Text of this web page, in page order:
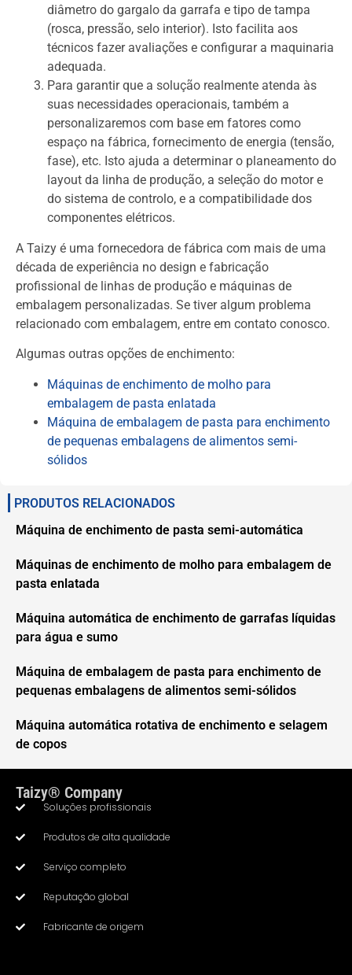
diâmetro do gargalo da garrafa e tipo de tampa
(rosca, pressão, selo interior). Isto facilita aos
técnicos fazer avaliações e configurar a maquinaria
adequada.
Para garantir que a solução realmente atenda às
suas necessidades operacionais, também a
personalizaremos com base em fatores como
espaço na fábrica, fornecimento de energia (tensão,
fase), etc. Isto ajuda a determinar o planeamento do
layout da linha de produção, a seleção do motor e
do sistema de controlo, e a compatibilidade dos
componentes elétricos.
A Taizy é uma fornecedora de fábrica com mais de uma
década de experiência no design e fabricação
profissional de linhas de produção e máquinas de
embalagem personalizadas. Se tiver algum problema
relacionado com embalagem, entre em contato conosco.
Algumas outras opções de enchimento:
Máquinas de enchimento de molho para
embalagem de pasta enlatada
Máquina de embalagem de pasta para enchimento
de pequenas embalagens de alimentos semi-
sólidos
PRODUTOS RELACIONADOS
Máquina de enchimento de pasta semi-automática
Máquinas de enchimento de molho para embalagem de
pasta enlatada
Máquina automática de enchimento de garrafas líquidas
para água e sumo
Máquina de embalagem de pasta para enchimento de
pequenas embalagens de alimentos semi-sólidos
Máquina automática rotativa de enchimento e selagem
de copos
Taizy® Company
Soluções profissionais
Produtos de alta qualidade
Serviço completo
Reputação global
Fabricante de origem